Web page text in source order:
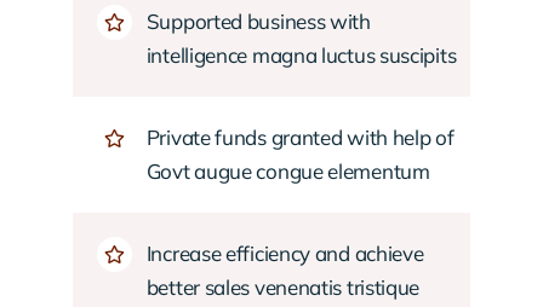
Supported business with
intelligence magna luctus suscipits
Private funds granted with help of
Govt augue congue elementum
Increase efficiency and achieve
better sales venenatis tristique